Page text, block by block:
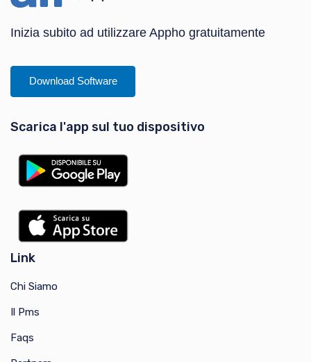
Inizia subito ad utilizzare Appho gratuitamente
Download Software
Scarica l'app sul tuo dispositivo
Link
Chi Siamo
Il Pms
Faqs